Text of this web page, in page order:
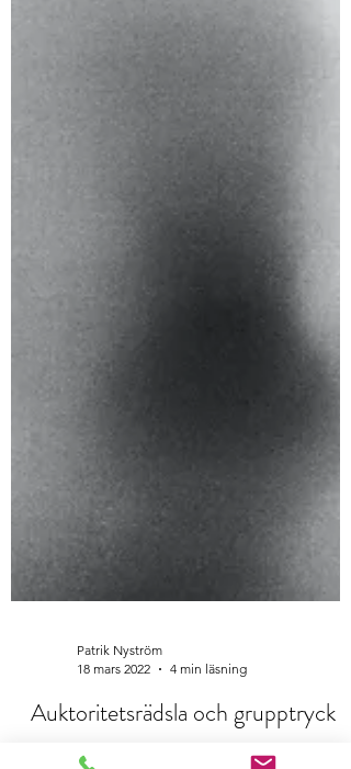
18 mars 2022
4 min läsning
Auktoritetsrädsla och grupptryck